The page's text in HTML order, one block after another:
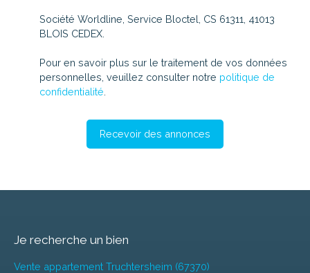
Société Worldline, Service Bloctel, CS 61311, 41013
BLOIS CEDEX.
Pour en savoir plus sur le traitement de vos données
personnelles, veuillez consulter notre politique de
confidentialité
Recevoir des annonces
Je recherche un bien
Vente appartement Truchtersheim (67370)